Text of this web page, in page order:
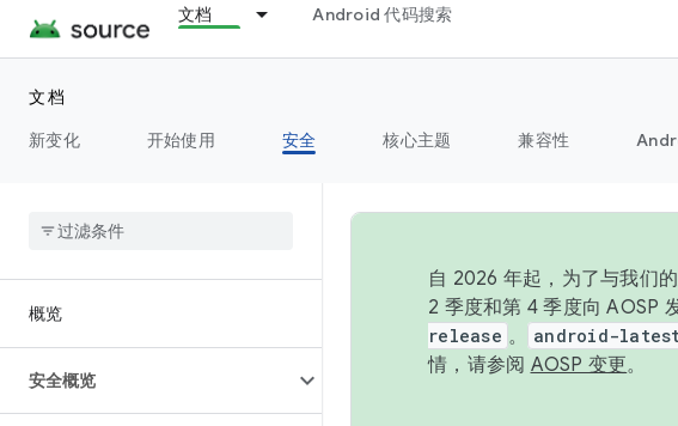
文档 Android 代码搜索
文档
新变化
开始使用 安全 核心主题 兼容性
概览
安全概览
自 2026 年起，为了与我们
2 季度和第 4 季度向 AOSP
release 。 android-
情，请参阅 AOSP 变更。